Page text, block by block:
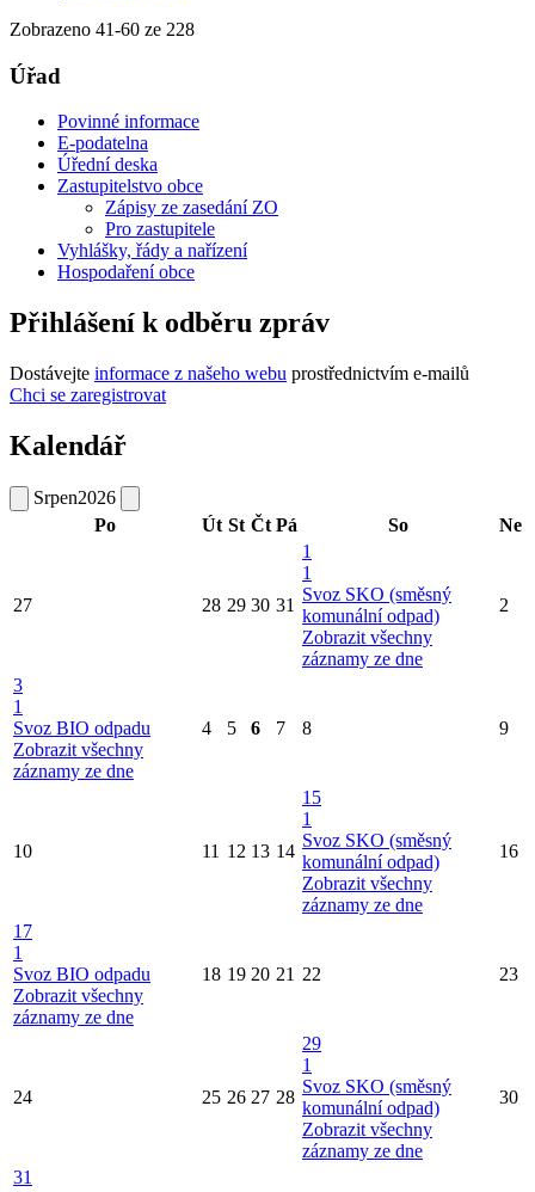
Zobrazeno 41-60 ze 228
Úřad
Povinné informace
E-podatelna
Úřední deska
Zastupitelstvo obce
Zápisy ze zasedání ZO
Pro zastupitele
Vyhlášky, řády a nařízení
Hospodaření obce
Přihlášení k odběru zpráv
Dostávejte informace z našeho webu prostřednictvím e-mailů
Chci se zaregistrovat
Kalendář
Srpen2026
Po
Út St Čt Pá So Ne
27 28 29 30 31
1
1
Svoz SKO (směsný
komunální odpad)
Zobrazit všechny
záznamy ze dne
2
3
1
Svoz BIO odpadu
Zobrazit všechny
záznamy ze dne
4 5 6 7 8 9
10 11 12 13 14
15
1
Svoz SKO (směsný
komunální odpad)
Zobrazit všechny
záznamy ze dne
16
17
1
Svoz BIO odpadu
Zobrazit všechny
záznamy ze dne
18 19 20 21 22 23
24 25 26 27 28
29
1
Svoz SKO (směsný
komunální odpad)
Zobrazit všechny
záznamy ze dne
30
31